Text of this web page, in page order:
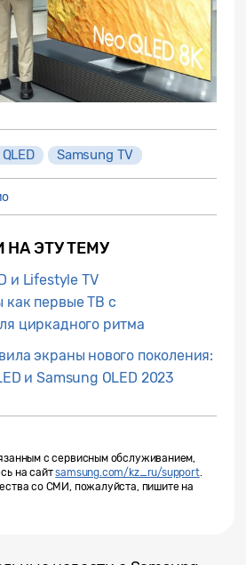
Samsung TV
НА ЭТУ ТЕМУ
и Lifestyle TV
первые ТВ с
циркадного ритма
экраны нового поколения:
и Samsung OLED 2023
с сервисным обслуживанием,
на сайтsamsung.com/kz_ru/support.
со СМИ, пожалуйста, пишите на